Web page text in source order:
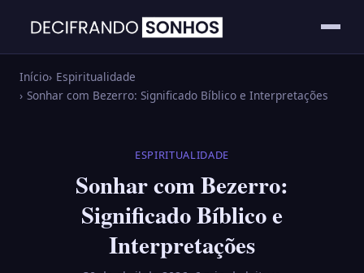
Início Espiritualidade
Sonhar com Bezerro: Significado Bíblico e Interpretações
ESPIRITUALIDADE
Sonhar com Bezerro:
Significado Bíblico e
Interpretações